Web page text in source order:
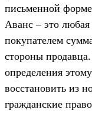
письменной
Аванс – это
покупателем
стороны
определения
восстановить из
гражданские